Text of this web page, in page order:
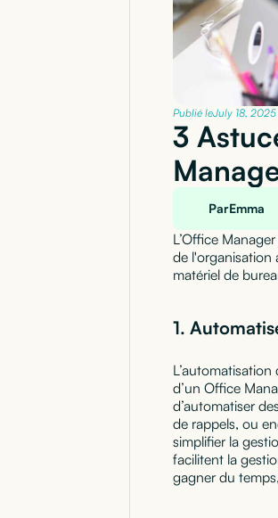
Publié leJuly 18, 2025
3
ParEmma
L’Office
de l'organisation
matériel de
1.
d’un Office
d’automatiser
de rappels, ou
simplifier la
facilitent la
gagner du